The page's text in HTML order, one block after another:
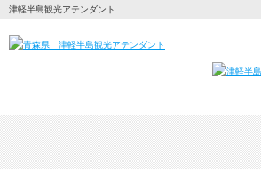
津軽半島観光アテンダント